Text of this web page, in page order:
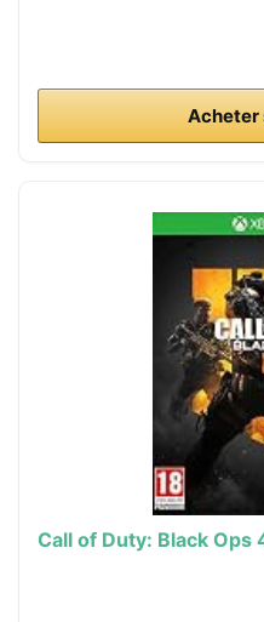
Acheter
Call of Duty: Black Ops